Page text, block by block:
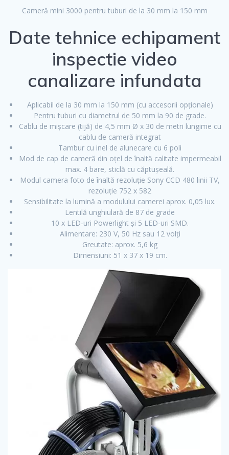
Cameră mini 3000 pentru tuburi de la 30 mm la 150 mm
Date tehnice echipament
inspectie video
canalizare infundata
Aplicabil de la 30 mm la 150 mm (cu accesorii opționale)
Pentru tuburi cu diametrul de 50 mm la 90 de grade.
Cablu de mișcare (tijă) de 4,5 mm Ø x 30 de metri lungime cu
cablu de cameră integrat
Tambur cu inel de alunecare cu 6 poli
Mod de cap de cameră din oțel de înaltă calitate impermeabil
max. 4 bare, sticlă cu căptușeală.
Modul camera foto de înaltă rezoluție Sony CCD 480 linii TV,
rezoluție 752 x 582
Sensibilitate la lumină a modulului camerei aprox. 0,05 lux.
Lentilă unghiulară de 87 de grade
10 x LED-uri Powerlight și 5 LED-uri SMD.
Alimentare: 230 V, 50 Hz sau 12 volți
Greutate: aprox. 5,6 kg
Dimensiuni: 51 x 37 x 19 cm.